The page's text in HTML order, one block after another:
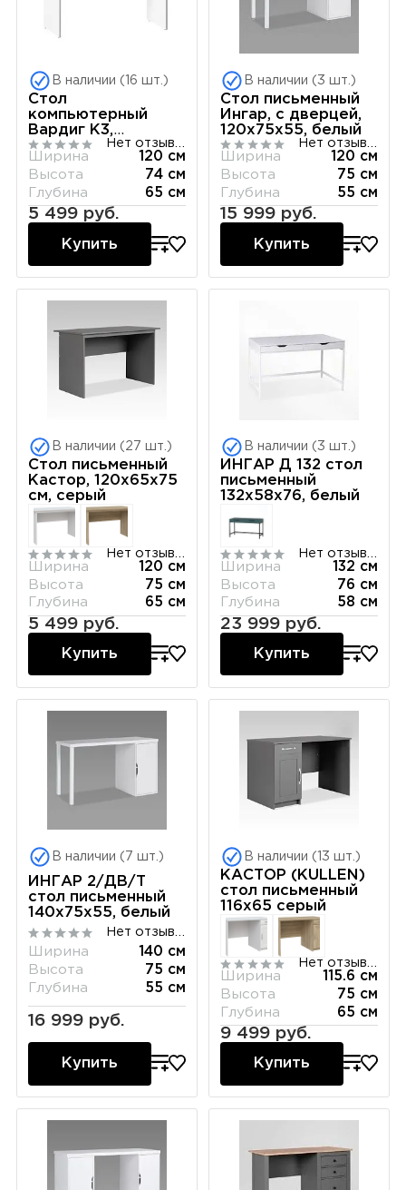
В наличии (16 шт.)
Стол
компьютерный
Вардиг К3,
120х65х75 см,
белый/серый
Нет отзывов
Ширина
120 см
Высота
74 см
Глубина
65 см
5 499 руб.
Купить
В наличии (3 шт.)
Стол письменный
Ингар, с дверцей,
120x75x55, белый
Нет отзывов
Ширина
120 см
Высота
75 см
Глубина
55 см
15 999 руб.
Купить
В наличии (27 шт.)
Стол письменный
Кастор, 120х65х75
см, серый
Ширина
120 см
Высота
75 см
Глубина
65 см
5 499 руб.
Купить
В наличии (3 шт.)
ИНГАР Д 132 стол
письменный
132x58x76, белый
Ширина
132 см
Высота
76 см
Глубина
58 см
23 999 руб.
Купить
В наличии (7 шт.)
ИНГАР 2/ДВ/T
стол письменный
140x75x55, белый
Ширина
140 см
Высота
75 см
Глубина
55 см
16 999 руб.
Купить
В наличии (13 шт.)
КАСТОР (KULLEN)
стол письменный
116х65 серый
Ширина
115.6 см
Высота
75 см
Глубина
65 см
9 499 руб.
Купить